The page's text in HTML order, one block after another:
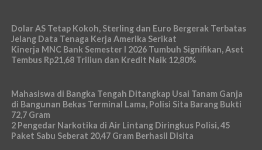
Dolar AS Tetap Kokoh, Sterling dan Euro Bergerak Terbatas
Jelang Data Tenaga Kerja Amerika Serikat
Kinerja MNC Bank Semester I 2026 Tumbuh Signifikan, Aset
Tembus Rp21,68 Triliun dan Kredit Naik 12,80%
Mahasiswa di Bangka Tengah Ditangkap Usai Tanam Ganja
di Bangunan Bekas Terminal Lama, Polisi Sita Barang Bukti
72,7 Gram
2 Pengedar Narkotika di Air Lintang Diringkus Polisi, 45
Paket Sabu Seberat 20,47 Gram Berhasil Disita